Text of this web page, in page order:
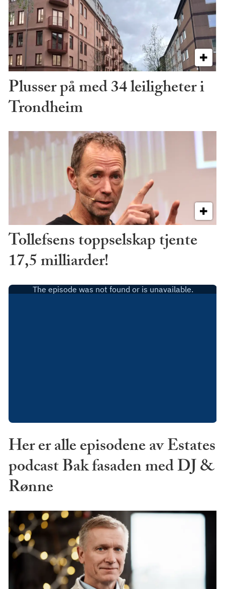
Plusser på med 34 leiligheter i
Trondheim
Tollefsens toppselskap tjente
17,5 milliarder!
Her er alle episodene av Estates
podcast Bak fasaden med DJ &
Rønne